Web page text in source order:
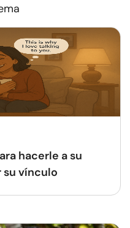
hacerle a su
vínculo